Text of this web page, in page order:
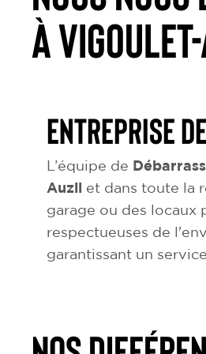
à
Entreprise
L’équipe de
Auzil
et dans toute la
garage ou des locaux
respectueuses de
garantissant un